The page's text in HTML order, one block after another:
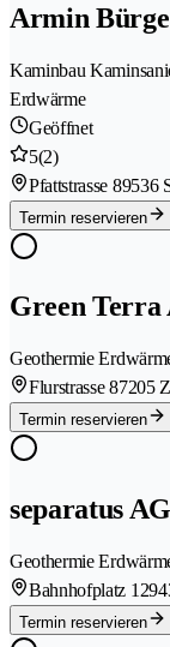
Armin
Kaminbau
Erdwärme
Geöffnet
5(2)
Pfattstrasse 89536
Termin reservieren
Green Terra
Geothermie
Flurstrasse 87205
Termin reservieren
separatus AG
Geothermie
Bahnhofplatz 12
Termin reservieren